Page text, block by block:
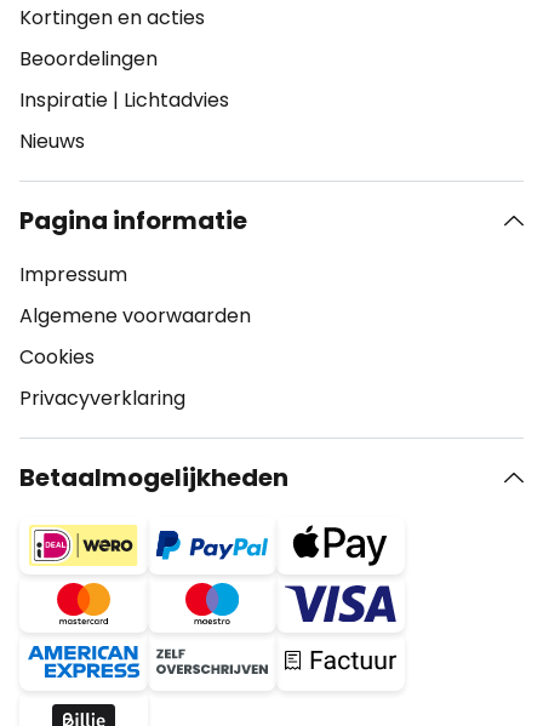
Kortingen en acties
Beoordelingen
Inspiratie | Lichtadvies
Nieuws
Pagina informatie
Impressum
Algemene voorwaarden
Cookies
Privacyverklaring
Betaalmogelijkheden